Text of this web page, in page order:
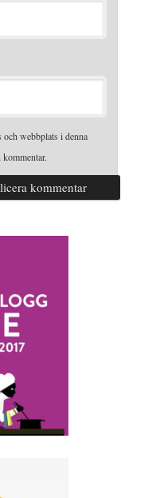
och webbplats i denna